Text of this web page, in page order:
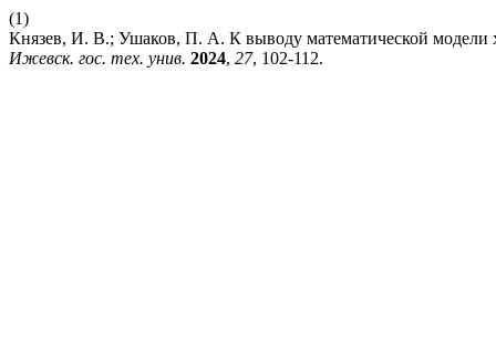
(1)
Князев, И. В.; Ушаков, П. А. К выводу математической модели
Ижевск. гос. тех. унив. 2024, 27, 102-112.